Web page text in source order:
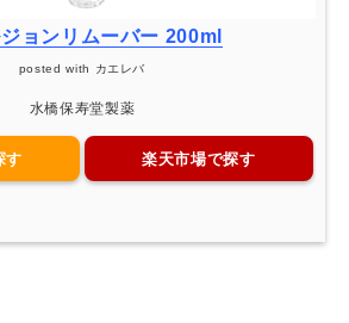
ョンリムーバー 200ml
posted with カエレバ
水橋保寿堂製薬
す 楽天市場で探す